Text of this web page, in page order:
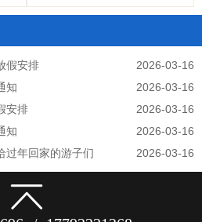
2026-03-16
假安排
2026-03-16
知
2026-03-16
安排
2026-03-16
知
2026-03-16
年回家的游子们